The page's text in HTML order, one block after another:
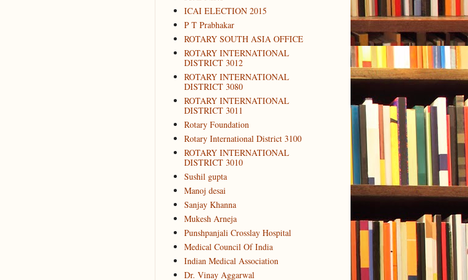
ICAI ELECTION 2015
P T Prabhakar
ROTARY SOUTH ASIA OFFICE
ROTARY INTERNATIONAL
DISTRICT 3012
ROTARY INTERNATIONAL
DISTRICT 3080
ROTARY INTERNATIONAL
DISTRICT 3011
Rotary Foundation
Rotary International District 3100
ROTARY INTERNATIONAL
DISTRICT 3010
Sushil gupta
Manoj desai
Sanjay Khanna
Mukesh Arneja
Punshpanjali Crosslay Hospital
Medical Council Of India
Indian Medical Association
Dr. Vinay Aggarwal